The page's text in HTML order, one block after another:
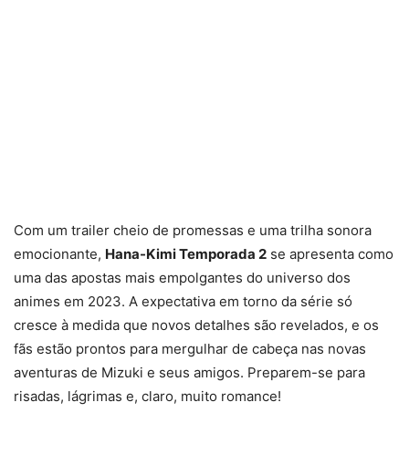
Com um trailer cheio de promessas e uma trilha sonora
emocionante, Hana-Kimi Temporada 2 se apresenta como
uma das apostas mais empolgantes do universo dos
animes em 2023. A expectativa em torno da série só
cresce à medida que novos detalhes são revelados, e os
fãs estão prontos para mergulhar de cabeça nas novas
aventuras de Mizuki e seus amigos. Preparem-se para
risadas, lágrimas e, claro, muito romance!